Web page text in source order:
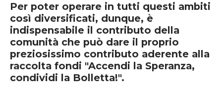
Per poter operare in tutti questi ambiti
così diversificati, dunque, è
indispensabile il contributo della
comunità che può dare il proprio
preziosissimo contributo aderente alla
raccolta fondi "Accendi la Speranza,
condividi la Bolletta!".